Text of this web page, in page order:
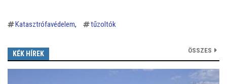
Katasztrófavédelem tűzoltók
KÉK HÍREK ÖSSZES